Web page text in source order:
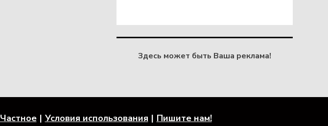
Здесь может быть Ваша реклама!
Частное Условия использования Пишите нам!